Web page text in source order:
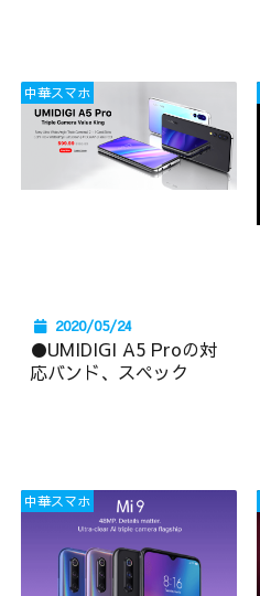
中華スマホ
2020/05/24
●UMIDIGI A5 Proの対
応バンド、スペック
中華スマホ